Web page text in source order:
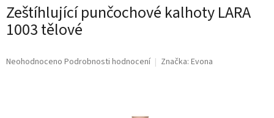
Zeštíhlující punčochové kalhoty LARA
1003 tělové
Průměrné
Neohodnoceno Podrobnosti hodnocení Značka: Evona